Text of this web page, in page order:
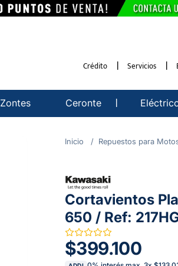
Crédito Servicios
Zontes Ceronte
Repuestos para
Cortavientos
650 / Ref:
$399.100